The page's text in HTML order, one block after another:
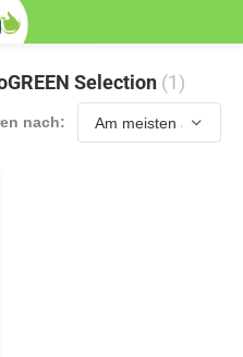
Selection (1)
nach: